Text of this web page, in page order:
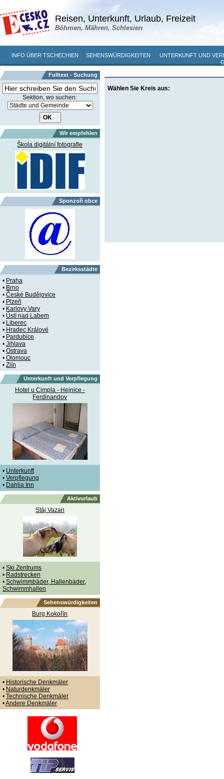
Reisen, Unterkunft, Urlaub, Freizeit
Böhmen, Mähren, Schlesien
INFO ÜBER TSCHECHIEN SEHENSWÜRDIGKEITEN
UNTERKUNFT UND
Fulltext - Suchung
Sektion, wo suchen:
Wir empfehlen
Škola digitální fotografie
Sponzoři obce
Bezirksstädte
• Praha
• Brno
• České Budějovice
• Plzeň
• Karlovy Vary
• Ústí nad Labem
• Liberec
• Hradec Králové
• Pardubice
• Jihlava
• Ostrava
• Olomouc
• Zlín
Unterkunft und Verpflegung
Hotel u Cimpla - Hejnice -
Ferdinandov
• Unterkunft
• Verpflegung
• Dahlia Inn
Aktivurlaub
Stáj Vazan
• Ski Zentrums
• Radstrecken
• Schwimmbäder, Hallenbäder,
Schwimmhallen
Sehenswürdigkeiten
Burg Kokořín
• Historische Denkmäler
• Naturdenkmäler
• Technische Denkmäler
•Andere Denkmäler
Wählen Sie Kreis aus: